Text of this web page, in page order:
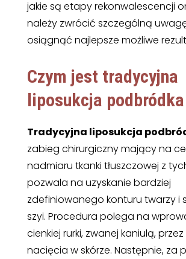
jakie są etapy rekonwalescencji
należy zwrócić szczególną
osiągnąć najlepsze możliwe
Czym jest tradycyjna
liposukcja
Tradycyjna liposukcja
zabieg chirurgiczny mający na
nadmiaru tkanki tłuszczowej z
pozwala na uzyskanie bardziej
zdefiniowanego konturu twarzy i
szyi. Procedura polega na
cienkiej rurki, zwanej kaniulą,
nacięcia w skórze. Następnie, za